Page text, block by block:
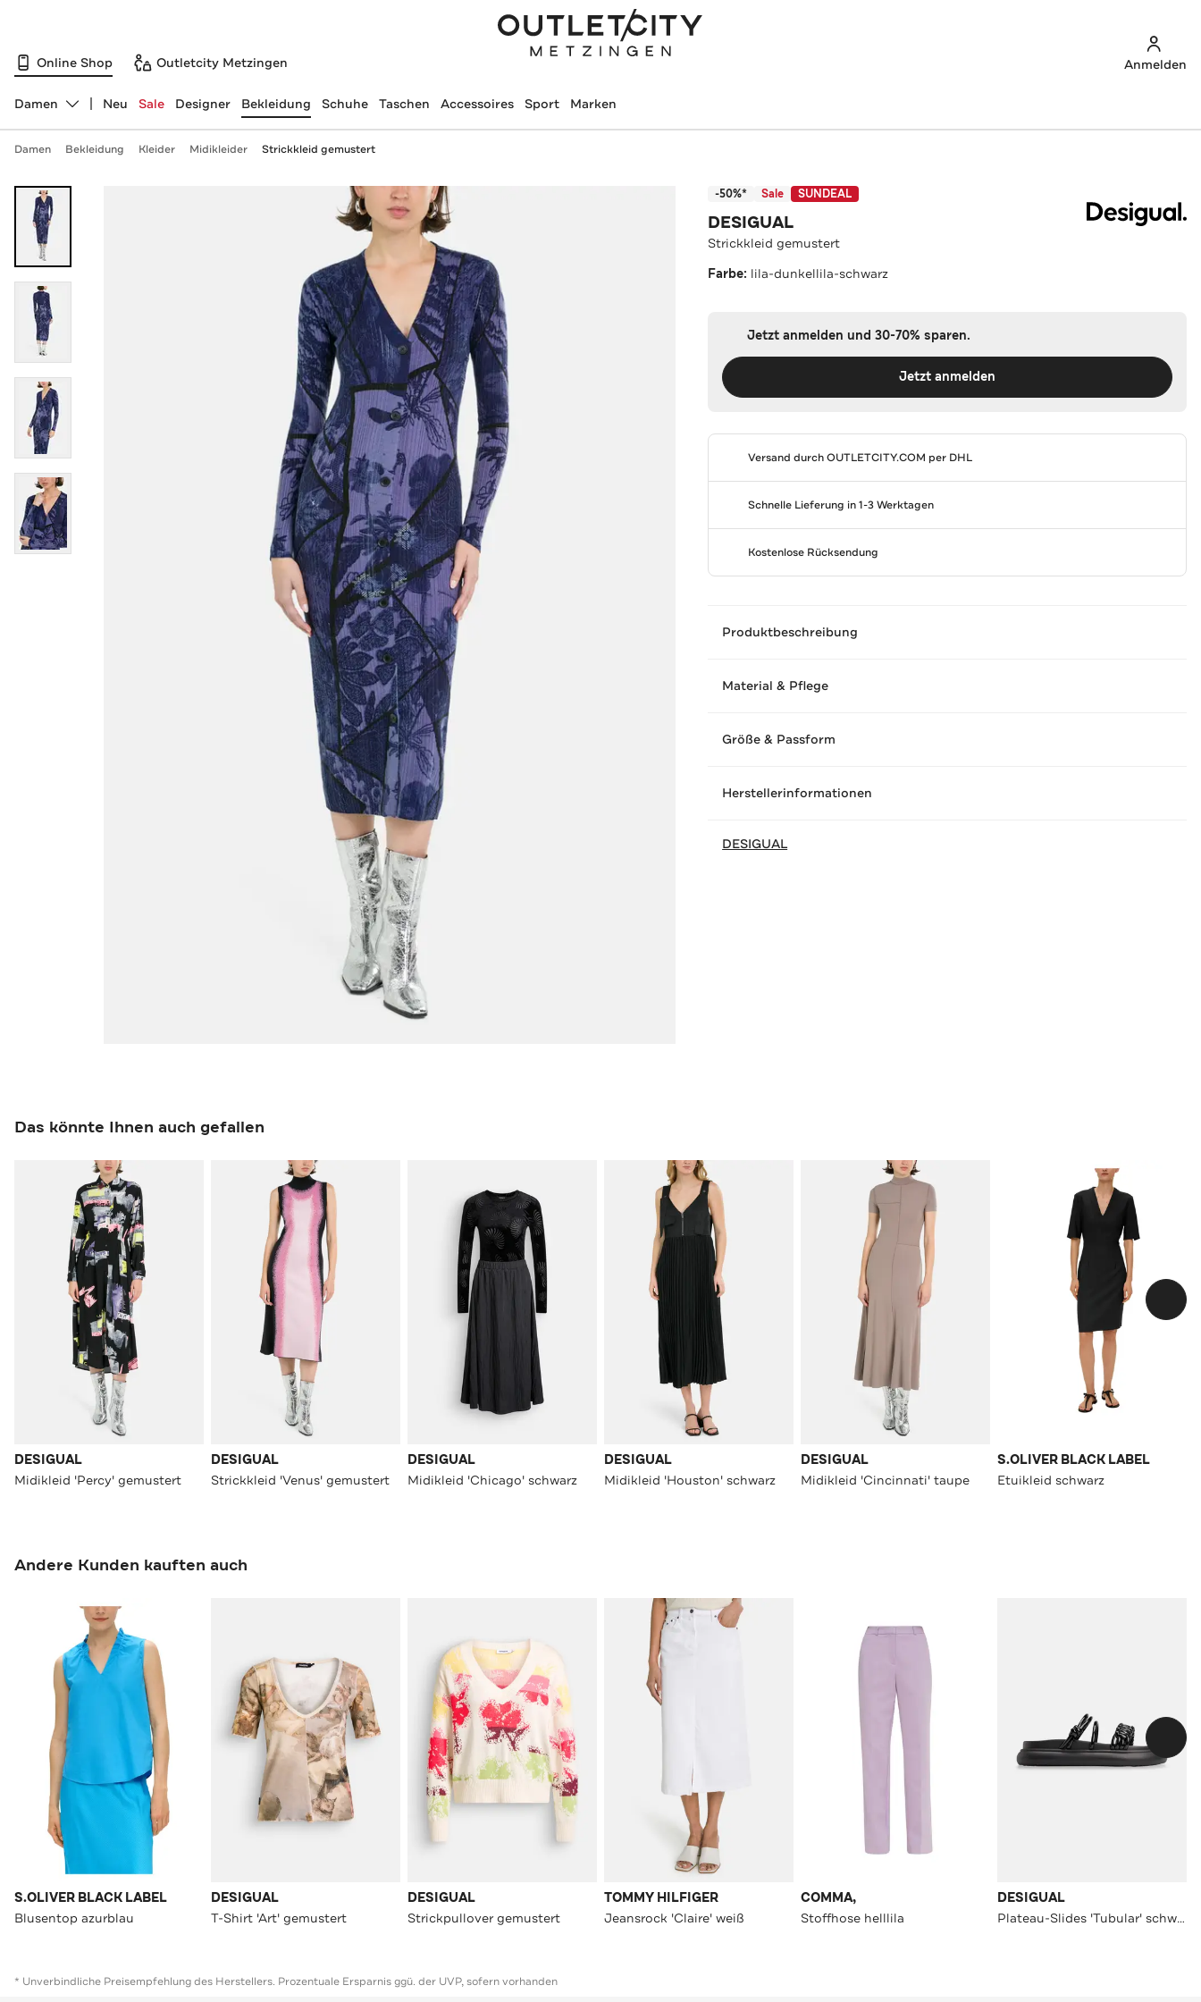
Online Shop Outletcity Metzingen Anmelden
Abteilung ändern, ausgewählt:
Damen Neu Sale Designer Bekleidung Schuhe Taschen Accessoires Sport Marken
Damen Bekleidung Kleider Midikleider Strickkleid gemustert
-50%* Sale SUNDEAL
DESIGUAL
Strickkleid gemustert
Farbe: lila-dunkellila-schwarz
Jetzt anmelden und 30-70% sparen.
Jetzt anmelden
Versand durchOUTLETCITY.COM per DHL
Schnelle Lieferung in 1-3 Werktagen
Kostenlose Rücksendung
Produktbeschreibung
Material & Pflege
Größe & Passform
Herstellerinformationen
DESIGUAL
Das könnte Ihnen auch gefallen
DESIGUAL
Midikleid 'Percy' gemustert
DESIGUAL
Strickkleid 'Venus' gemustert
DESIGUAL
Midikleid 'Chicago' schwarz
DESIGUAL
Midikleid 'Houston' schwarz
DESIGUAL
Midikleid 'Cincinnati' taupe
S.OLIVER BLACK LABEL
Etuikleid schwarz
Andere Kunden kauften auch
S.OLIVER BLACK LABEL
Blusentop azurblau
DESIGUAL
T-Shirt 'Art' gemustert
DESIGUAL
Strickpullover gemustert
TOMMY HILFIGER
Jeansrock 'Claire' weiß
COMMA,
Stoffhose helllila
DESIGUAL
Plateau-Slides 'Tubular' schwarz
* Unverbindliche Preisempfehlung des Herstellers. Prozentuale Ersparnis ggü. der UVP, sofern vorhanden